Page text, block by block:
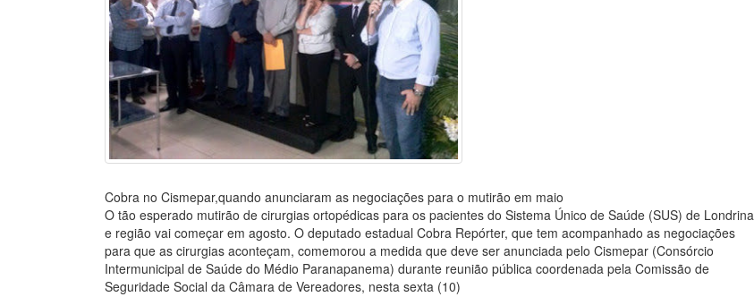
Cobra no Cismepar,quando anunciaram as negociações para o mutirão em maio
O tão esperado mutirão de cirurgias ortopédicas para os pacientes do Sistema Único de Saúde (SUS) de Londrina
e região vai começar em agosto. O deputado estadual Cobra Repórter, que tem acompanhado as negociações
para que as cirurgias aconteçam, comemorou a medida que deve ser anunciada pelo Cismepar (Consórcio
Intermunicipal de Saúde do Médio Paranapanema) durante reunião pública coordenada pela Comissão de
Seguridade Social da Câmara de Vereadores, nesta sexta (10)